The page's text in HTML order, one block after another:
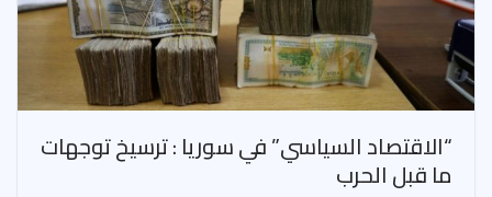
“الاقتصاد السياسي” في سوريا : ترسيخ توجهات
ما قبل الحرب